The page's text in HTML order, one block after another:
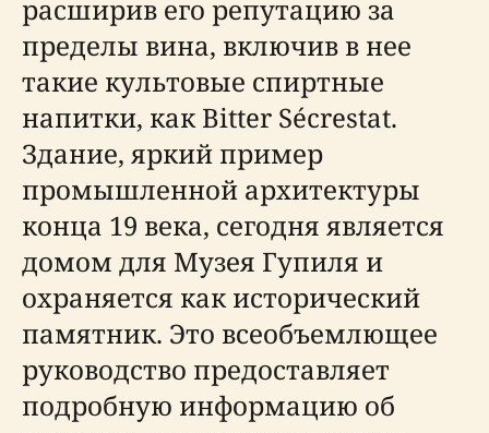
расширив его репутацию за
пределы вина, включив в нее
такие культовые спиртные
напитки, как Bitter Sécrestat.
Здание, яркий пример
промышленной архитектуры
конца 19 века, сегодня является
домом для Музея Гупиля и
охраняется как исторический
памятник. Это всеобъемлющее
руководство предоставляет
подробную информацию об